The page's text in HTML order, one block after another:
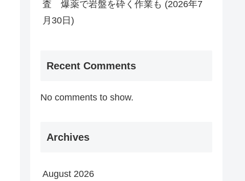
査 爆薬で岩盤を砕く作業も (2026年7
月30日)
Recent Comments
No comments to show.
Archives
August 2026